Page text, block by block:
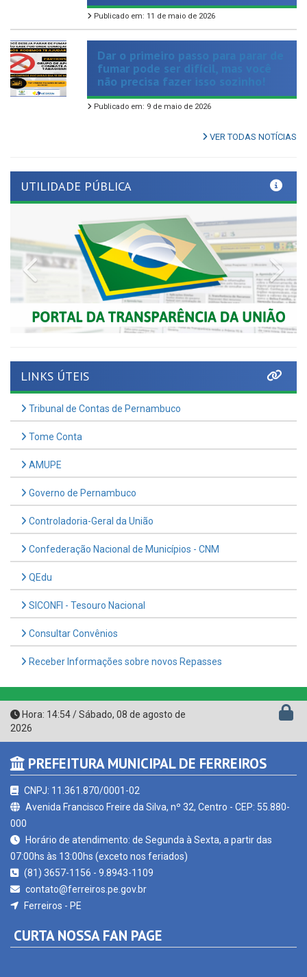
Dar o primeiro passo para parar de
fumar pode ser difícil, mas você
não precisa fazer isso sozinho!
Publicado em: 9 de maio de 2026
VER TODAS NOTÍCIAS
Previous
Tribunal de Contas de Pernambuco
Tome Conta
AMUPE
Governo de Pernambuco
Controladoria-Geral da União
Confederação Nacional de Municípios - CNM
QEdu
SICONFI - Tesouro Nacional
Consultar Convênios
Receber Informações sobre novos Repasses
Hora:14:54/Sábado,08 de agosto de
2026
PREFEITURA MUNICIPAL DE FERREIROS
CNPJ: 11.361.870/0001-02
000
Horário de atendimento: de Segunda à Sexta, a partir das
contato@ferreiros.pe.gov.br
Ferreiros - PE
CURTA NOSSA FAN PAGE